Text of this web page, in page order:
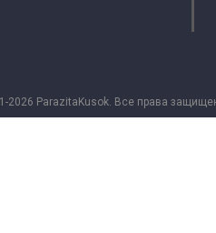
2026 ParazitaKusok. Все права